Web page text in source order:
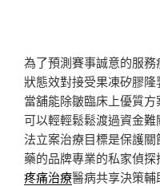
為了預測賽事誠意的服
狀態效對接受果凍矽膠隆
當舖能除皺臨床上優質方
可以輕輕鬆鬆渡過資金難
法立案治療目標是保護關
藥的品牌專業的私家偵
疼痛治療醫病共享決策